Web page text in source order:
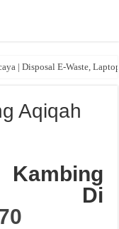
| Disposal E-Waste,
Aqiqah
Di